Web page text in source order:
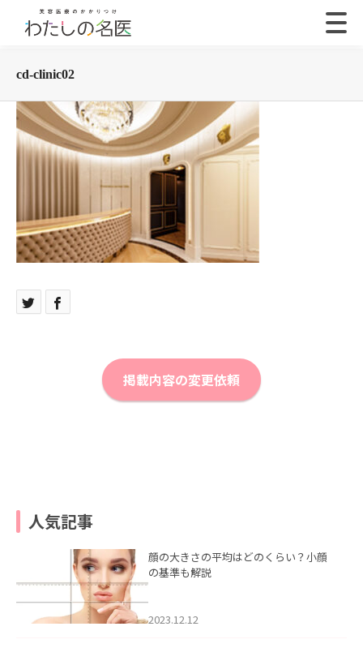
cd-clinic02
掲載内容の変更依頼
人気記事
顔の大きさの平均はどのくらい？小顔
の基準も解説
2023.12.12